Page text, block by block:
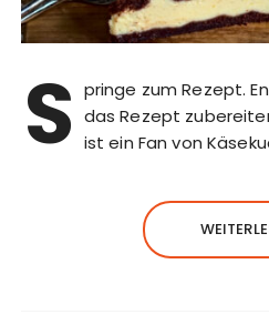
S pringe zum Rezept.
das Rezept
ist ein Fan von